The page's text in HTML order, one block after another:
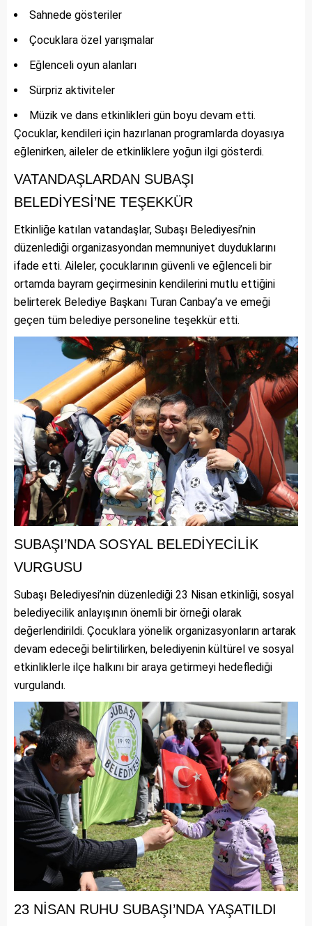
Sahnede gösteriler
Çocuklara özel yarışmalar
Eğlenceli oyun alanları
Sürpriz aktiviteler
Müzik ve dans etkinlikleri gün boyu devam etti.
Çocuklar, kendileri için hazırlanan programlarda doyasıya
eğlenirken, aileler de etkinliklere yoğun ilgi gösterdi.
VATANDAŞLARDAN SUBAŞI
BELEDİYESİ’NE TEŞEKKÜR
Etkinliğe katılan vatandaşlar, Subaşı Belediyesi’nin
düzenlediği organizasyondan memnuniyet duyduklarını
ifade etti. Aileler, çocuklarının güvenli ve eğlenceli bir
ortamda bayram geçirmesinin kendilerini mutlu ettiğini
belirterek Belediye Başkanı Turan Canbay’a ve emeği
geçen tüm belediye personeline teşekkür etti.
SUBAŞI’NDA SOSYAL BELEDİYECİLİK
VURGUSU
Subaşı Belediyesi’nin düzenlediği 23 Nisan etkinliği, sosyal
belediyecilik anlayışının önemli bir örneği olarak
değerlendirildi. Çocuklara yönelik organizasyonların artarak
devam edeceği belirtilirken, belediyenin kültürel ve sosyal
etkinliklerle ilçe halkını bir araya getirmeyi hedeflediği
vurgulandı.
23 NİSAN RUHU SUBAŞI’NDA YAŞATILDI